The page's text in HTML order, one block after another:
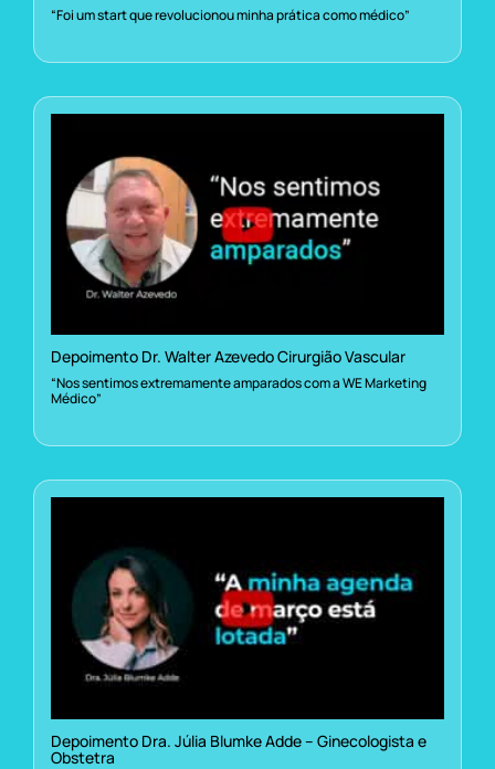
“Foi um start que revolucionou minha prática como médico”
Depoimento Dr. Walter Azevedo Cirurgião Vascular
“Nos sentimos extremamente amparados com a WE Marketing
Médico”
Depoimento Dra. Júlia Blumke Adde – Ginecologista e
Obstetra